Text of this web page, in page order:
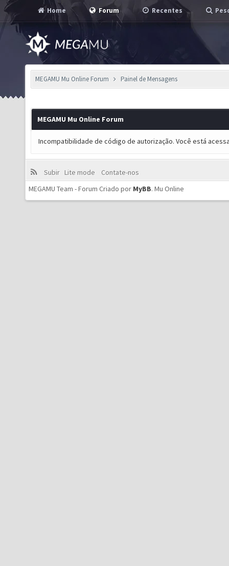
Home Forum Recentes
MEGAMU Mu Online Forum Painel de Mensagens
MEGAMU Mu Online Forum
Incompatibilidade de código de autorização. Você está
Subir Lite mode
Contate-nos
MEGAMU Team - Forum Criado por MyBB. Mu Online